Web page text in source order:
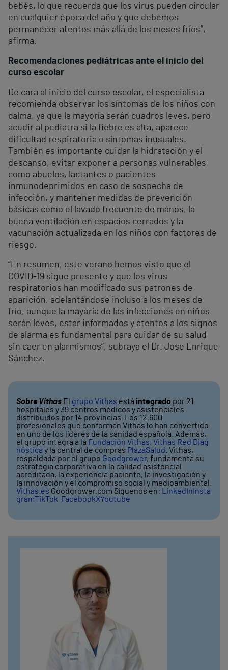
bebés, lo que recuerda que los virus pueden circular
en cualquier época del año y que debemos
permanecer atentos más allá de los meses fríos”,
afirma.
Recomendaciones pediátricas ante el inicio del
curso escolar
De cara al inicio del curso escolar, el especialista
recomienda observar los síntomas de los niños con
calma, ya que la mayoría serán cuadros leves, pero
acudir al pediatra si la fiebre es alta, aparece
dificultad respiratoria o síntomas inusuales.
También es importante cuidar la hidratación y el
descanso, evitar exponer a personas vulnerables
como abuelos, lactantes o pacientes
inmunodeprimidos en caso de sospecha de
infección, y mantener medidas de prevención
básicas como el lavado frecuente de manos, la
buena ventilación en espacios cerrados y la
vacunación actualizada en los niños con factores de
riesgo.
“En resumen, este verano hemos visto que el
COVID-19 sigue presente y que los virus
respiratorios han modificado sus patrones de
aparición, adelantándose incluso a los meses de
frío, aunque la mayoría de las infecciones en niños
serán leves, estar informados y atentos a los signos
de alarma es fundamental para cuidar de su salud
sin caer en alarmismos”, subraya el Dr. Jose Enrique
Sánchez.
Sobre Vithas El grupo Vithas está integrado por 21
hospitales y 39 centros médicos y asistenciales
distribuidos por 14 provincias. Los 12.600
profesionales que conforman Vithas lo han convertido
en uno de los líderes de la sanidad española. Además,
el grupo integra a la Fundación Vithas, Vithas Red Diag
nóstica y la central de compras PlazaSalud . Vithas,
respaldada por el grupo Goodgrower, fundamenta su
estrategia corporativa en la calidad asistencial
acreditada, la experiencia paciente, la investigación y
la innovación y el compromiso social y medioambiental.
Vithas.es Goodgrower.com Síguenos en: LinkedIn Insta
gramTikTok FacebookXYoutube